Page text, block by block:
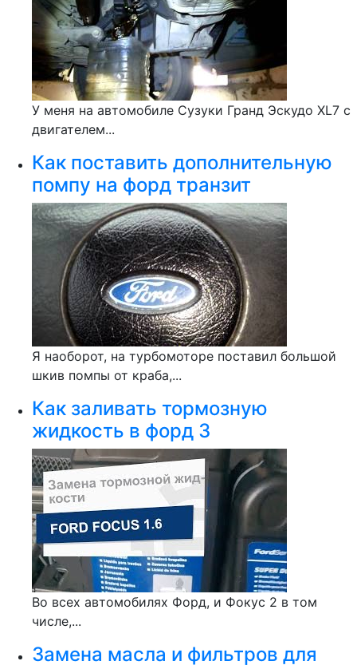
У меня на автомобиле Сузуки Гранд Эскудо XL7 с
двигателем...
Как поставить дополнительную
помпу на форд транзит
Я наоборот, на турбомоторе поставил большой
шкив помпы от краба,...
Как заливать тормозную
жидкость в форд 3
Во всех автомобилях Форд, и Фокус 2 в том
числе,...
Замена масла и фильтров для